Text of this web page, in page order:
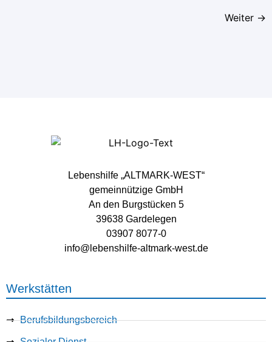
Weiter →
Lebenshilfe „ALTMARK-WEST“
gemeinnützige GmbH
An den Burgstücken 5
39638 Gardelegen
03907 8077-0
info@lebenshilfe-altmark-west.de
Werkstätten
Berufsbildungsbereich